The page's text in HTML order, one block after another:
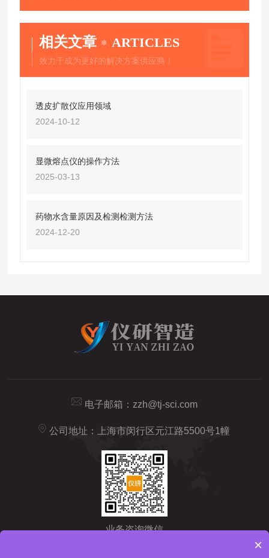
相关文章 ARTICLES
致力于成为更好的解决方案供应商！
透皮扩散仪应用领域
2024-10-12
显微熔点仪的操作方法
2025-03-13
药物水含量原因及检测检测方法
2024-12-20
电子邮箱： zzh@tj-sci.com
公司地址：上海市闵行区元江路5500号1幢
业务咨询微信
×